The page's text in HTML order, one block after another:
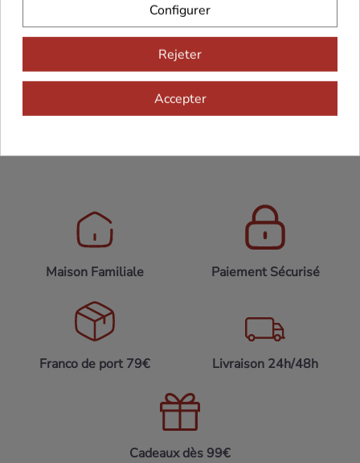
Maison Familiale Paiement Sécurisé
Franco de port 79€ Livraison 24h/48h
Cadeaux dès 99€
Configurer
Rejeter
Accepter